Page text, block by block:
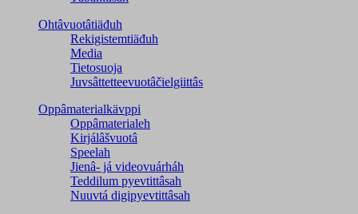
Ohtâvuotâtiäđuh
Rekigistemtiäđuh
Media
Tietosuoja
Juvsâttetteevuotâčielgiittâs
Oppâmaterialkävppi
Oppâmaterialeh
Kirjálâšvuotâ
Speelah
Jienâ- já videovuárháh
Teddilum pyevtittâsah
Nuuvtá digipyevtittâsah